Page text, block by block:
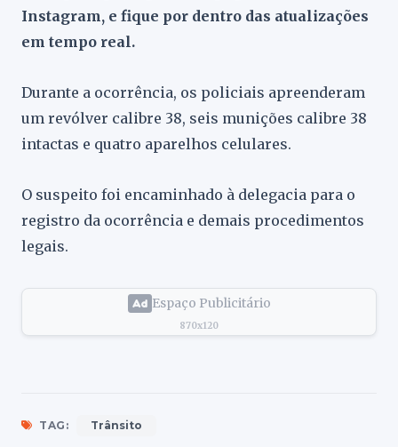
Instagram, e fique por dentro das atualizações
em tempo real.
Durante a ocorrência, os policiais apreenderam
um revólver calibre 38, seis munições calibre 38
intactas e quatro aparelhos celulares.
O suspeito foi encaminhado à delegacia para o
registro da ocorrência e demais procedimentos
legais.
Espaço Publicitário
870x120
TAG: Trânsito